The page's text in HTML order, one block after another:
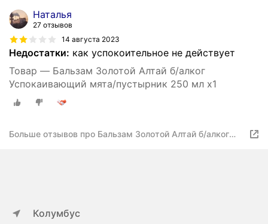
Наталья
27 отзывов
14 августа 2023
Недостатки: как успокоительное не действует
Товар — Бальзам Золотой Алтай б/алког
Успокаивающий мята/пустырник 250 мл x1
Больше отзывов про Бальзам Золотой Алтай б/алког
Колумбус